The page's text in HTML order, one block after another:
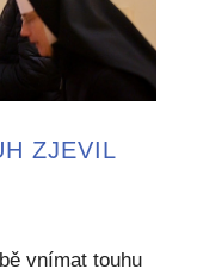
ZJEVIL
vnímat touhu